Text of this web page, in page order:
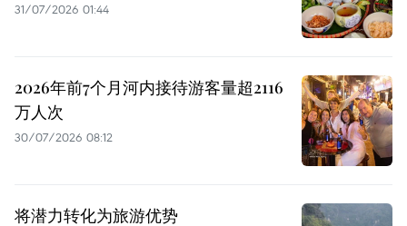
31/07/2026 01:44
2026年前7个月河内接待游客量超2116
万人次
30/07/2026 08:12
将潜力转化为旅游优势